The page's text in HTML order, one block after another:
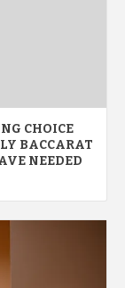
CHOICE
BACCARAT
NEEDED